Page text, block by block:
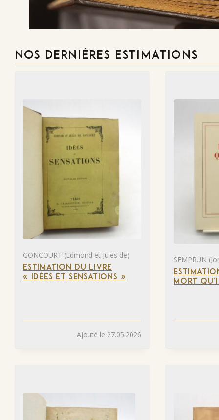
NOS DERNIÈRES ESTIMATIONS
GONCOURT (Edmond et Jules de)
ESTIMATION DU LIVRE
« IDÉES ET SENSATIONS »
Ajouté le 27.05.2026
SEMPRUN
MORT